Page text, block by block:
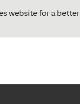
website for a better